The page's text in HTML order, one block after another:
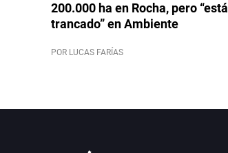
200.000 ha en Rocha, pero “está
trancado” en Ambiente
POR LUCAS FARÍAS